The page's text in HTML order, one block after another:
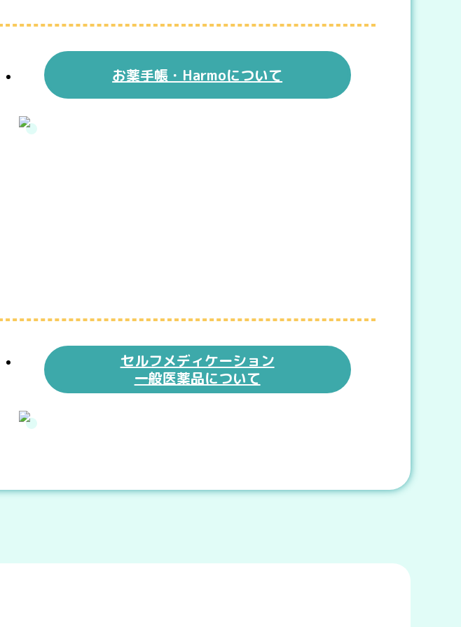
お薬手帳・Harmoについて
セルフメディケーション
一般医薬品について